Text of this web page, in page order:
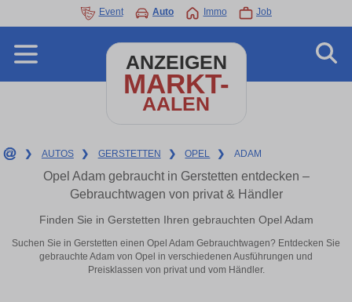
Event Auto Immo Job
ANZEIGEN
MARKT-
AALEN
❯ AUTOS ❯ GERSTETTEN ❯ OPEL ❯ ADAM
Opel Adam gebraucht in Gerstetten entdecken –
Gebrauchtwagen von privat & Händler
Finden Sie in Gerstetten Ihren gebrauchten Opel Adam
Suchen Sie in Gerstetten einen Opel Adam Gebrauchtwagen? Entdecken Sie
gebrauchte Adam von Opel in verschiedenen Ausführungen und
Preisklassen von privat und vom Händler.